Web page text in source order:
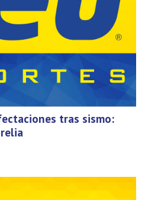
tras sismo: